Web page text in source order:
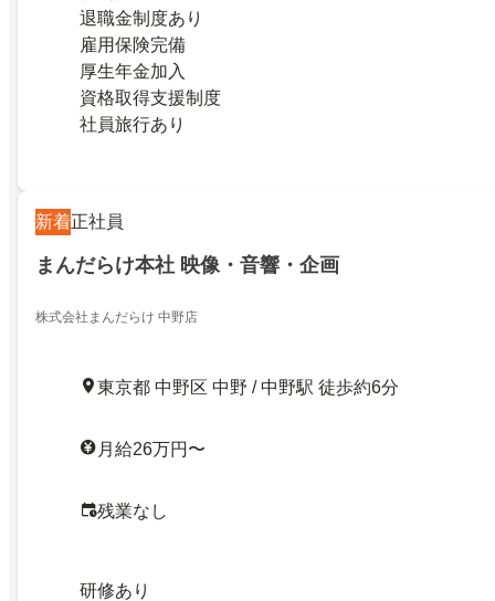
退職金制度あり
雇用保険完備
厚生年金加入
資格取得支援制度
社員旅行あり
新着正社員
まんだらけ本社 映像・音響・企画
株式会社まんだらけ 中野店
東京都 中野区 中野 / 中野駅 徒歩約6分
月給26万円〜
残業なし
研修あり